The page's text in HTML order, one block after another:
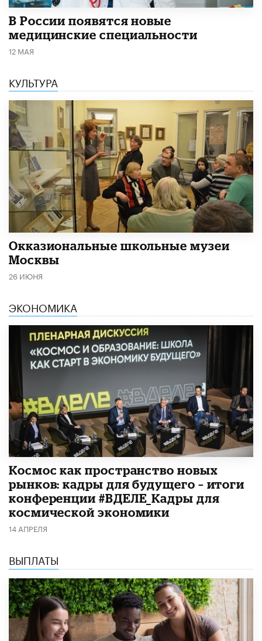
В России появятся новые
медицинские специальности
12 МАЯ
КУЛЬТУРА
​Окказиональные школьные музеи
Москвы
26 ИЮНЯ
ЭКОНОМИКА
Космос как пространство новых
рынков: кадры для будущего – итоги
конференции #ВДЕЛЕ_Кадры для
космической экономики
14 АПРЕЛЯ
ВЫПЛАТЫ